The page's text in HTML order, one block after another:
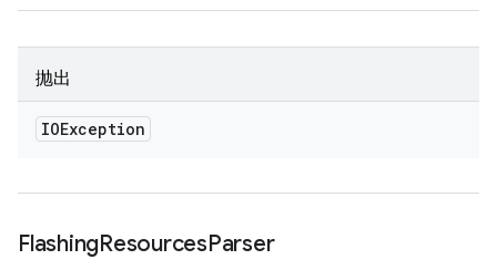
抛出
IOException
FlashingResourcesParser